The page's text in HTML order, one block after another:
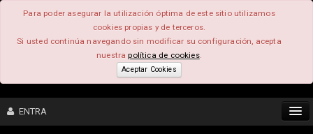
Para poder asegurar la utilización óptima de este sitio utilizamos
cookies propias y de terceros.
Si usted continúa navegando sin modificar su configuración, acepta
nuestrapolítica de cookies.
Aceptar Cookies
ENTRA